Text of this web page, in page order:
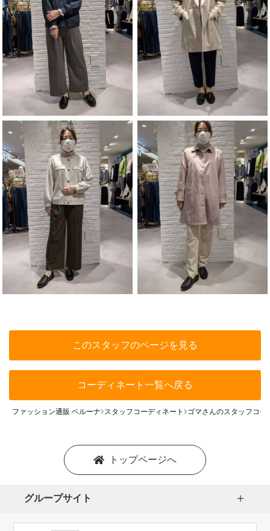
このスタッフのページを見る
コーディネート一覧へ戻る
ファッション通販 ベルーナ スタッフコーディネート ゴマさんのスタッフコー
トップページへ
グループサイト